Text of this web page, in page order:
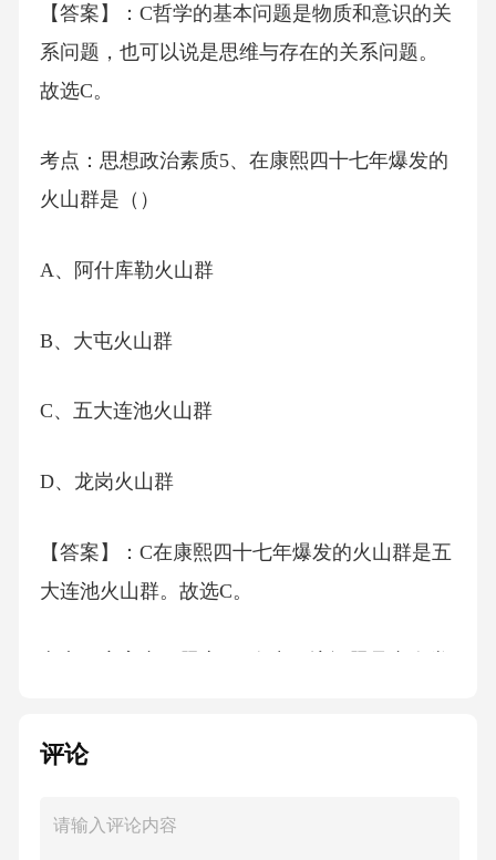
【答案】：C哲学的基本问题是物质和意识的关
系问题，也可以说是思维与存在的关系问题。
故选C。
考点：思想政治素质5、在康熙四十七年爆发的
火山群是（）
A、阿什库勒火山群
B、大屯火山群
C、五大连池火山群
D、龙岗火山群
【答案】：C在康熙四十七年爆发的火山群是五
大连池火山群。故选C。
类。环境污染是人类直接或间接地向环境排放
化，破坏了生态系统和人们的生存环境;生态破
评论